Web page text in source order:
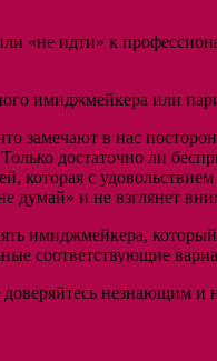
«не идти» к
имиджмейкера или
замечают в нас
достаточно ли
с
и не взглянет
имиджмейкера,
соответствующие
незнающим